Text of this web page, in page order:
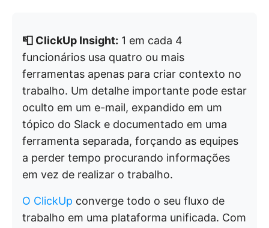
📮 ClickUp Insight: 1 em cada 4
funcionários usa quatro ou mais
ferramentas apenas para criar contexto no
trabalho. Um detalhe importante pode estar
oculto em um e-mail, expandido em um
tópico do Slack e documentado em uma
ferramenta separada, forçando as equipes
a perder tempo procurando informações
em vez de realizar o trabalho.
O ClickUp converge todo o seu fluxo de
trabalho em uma plataforma unificada. Com